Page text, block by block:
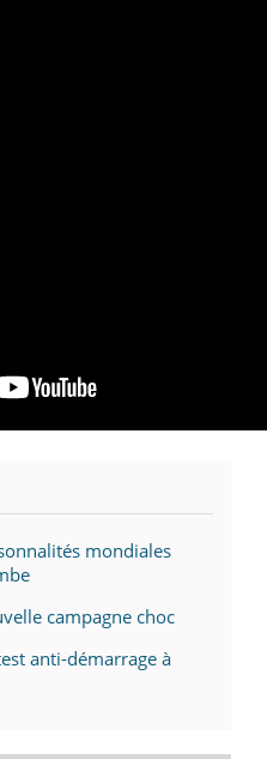
mondiales
campagne choc
anti-démarrage à